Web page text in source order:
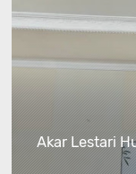
Akar Lestari